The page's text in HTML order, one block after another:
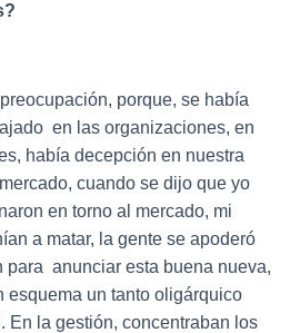
porque, se había
en las organizaciones, en
había decepción en nuestra
cuando se dijo que yo
en torno al mercado, mi
a matar, la gente se apoderó
para anunciar esta buena nueva,
esquema un tanto oligárquico
En la gestión, concentraban los